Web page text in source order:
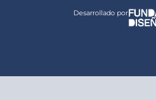
Desarrollado por